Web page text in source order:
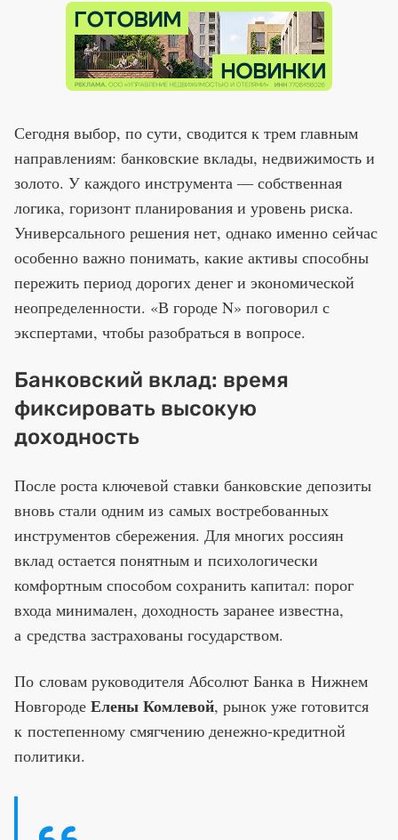
Сегодня выбор, по сути, сводится к трем главным
направлениям: банковские вклады, недвижимость и
золото. У каждого инструмента — собственная
логика, горизонт планирования и уровень риска.
Универсального решения нет, однако именно сейчас
особенно важно понимать, какие активы способны
пережить период дорогих денег и экономической
неопределенности. «В городе N» поговорил с
экспертами, чтобы разобраться в вопросе.
Банковский вклад: время
фиксировать высокую
доходность
После роста ключевой ставки банковские депозиты
вновь стали одним из самых востребованных
инструментов сбережения. Для многих россиян
вклад остается понятным и психологически
комфортным способом сохранить капитал: порог
входа минимален, доходность заранее известна,
а средства застрахованы государством.
По словам руководителя Абсолют Банка в Нижнем
Новгороде Елены Комлевой, рынок уже готовится
к постепенному смягчению денежно-кредитной
политики.